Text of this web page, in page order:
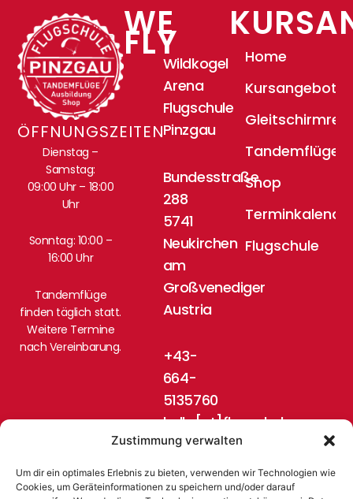
Zustimmung verwalten
Um dir ein optimales Erlebnis zu bieten, verwenden wir Technologien wie
Cookies, um Geräteinformationen zu speichern und/oder darauf
ÖFFNUNGSZEITEN
Dienstag –
Samstag:
09:00 Uhr – 18:00
Uhr
Sonntag: 10:00 –
16:00 Uhr
Tandemflüge
finden täglich statt.
Weitere Termine
nach Vereinbarung.
WE
FLYWildkogel
Arena
Flugschule
Pinzgau
Bundesstraße
288
5741
Neukirchen
am
Großvenediger
Austria
+43-
664-
5135760
hello[at]flugschule-
pinzgau.at
Home
Kursangebote
Tandemflüge
Shop
Flugschule